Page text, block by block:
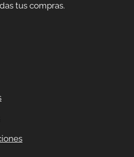
tus compras.